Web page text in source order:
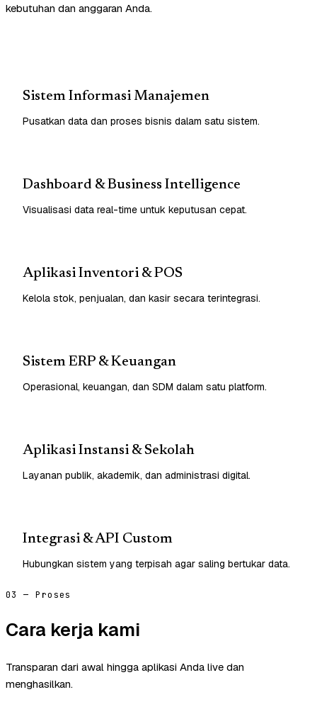
kebutuhan dan anggaran Anda.
Sistem Informasi Manajemen
Pusatkan data dan proses bisnis dalam satu sistem.
Dashboard & Business Intelligence
Visualisasi data real-time untuk keputusan cepat.
Aplikasi Inventori & POS
Kelola stok, penjualan, dan kasir secara terintegrasi.
Sistem ERP & Keuangan
Operasional, keuangan, dan SDM dalam satu platform.
Aplikasi Instansi & Sekolah
Layanan publik, akademik, dan administrasi digital.
Integrasi & API Custom
Hubungkan sistem yang terpisah agar saling bertukar data.
03 — Proses
Cara kerja kami
Transparan dari awal hingga aplikasi Anda live dan
menghasilkan.